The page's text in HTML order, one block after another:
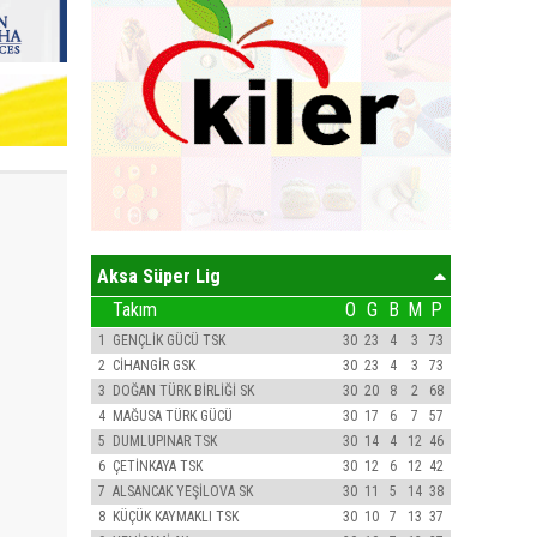
Aksa Süper Lig
Takım
O G B M P
1 GENÇLİK GÜCÜ TSK 30 23 4 3
73
2 CİHANGİR GSK 30 23 4 3
73
3 DOĞAN TÜRK BİRLİĞİ SK 30 20 8 2
68
4 MAĞUSA TÜRK GÜCÜ 30 17 6 7
57
5 DUMLUPINAR TSK 30 14 4 12 46
6 ÇETİNKAYA TSK 30 12 6 12 42
7 ALSANCAK YEŞİLOVA SK 30 11 5 14 38
8 KÜÇÜK KAYMAKLI TSK 30 10 7 13 37